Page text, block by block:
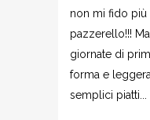
non mi fido
pazzerello!!!
giornate di
forma e
semplici piatti...